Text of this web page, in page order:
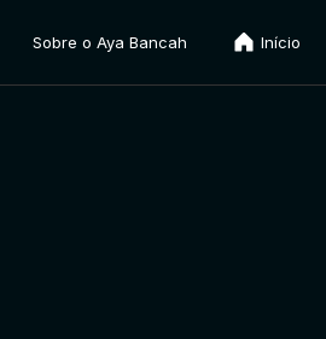
Sobre o Aya Bancah Início